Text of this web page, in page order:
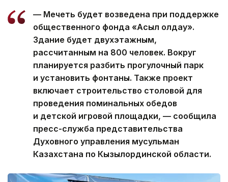
— Мечеть будет возведена при поддержке
общественного фонда «Асыл қолдау».
Здание будет двухэтажным,
рассчитанным на 800 человек. Вокруг
планируется разбить прогулочный парк
и установить фонтаны. Также проект
включает строительство столовой для
проведения поминальных обедов
и детской игровой площадки, — сообщила
пресс-служба представительства
Духовного управления мусульман
Казахстана по Кызылординской области.